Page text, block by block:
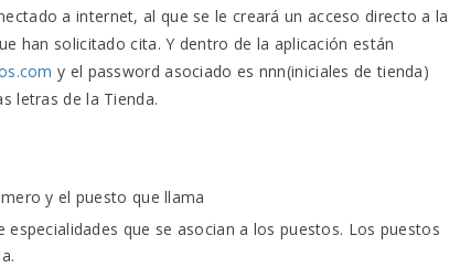
a internet, al que se le creará un acceso directo a la
han solicitado cita. Y dentro de la aplicación están
y el password asociado es nnn(iniciales de tienda)
letras de la Tienda.
y el puesto que llama
especialidades que se asocian a los puestos. Los puestos